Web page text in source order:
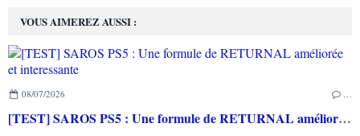
VOUS AIMEREZ AUSSI :
08/07/2026
[TEST] SAROS PS5 : Une formule de RETURNAL améliorée et interessante